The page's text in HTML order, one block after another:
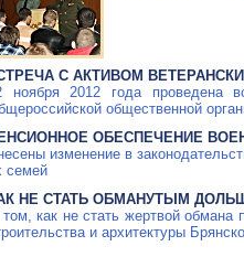
С АКТИВОМ
ноября 2012 года проведена
общественной
ОБЕСПЕЧЕНИЕ
изменение в
семей
НЕ СТАТЬ ОБМАНУТЫМ
как не стать жертвой обмана
и архитектуры